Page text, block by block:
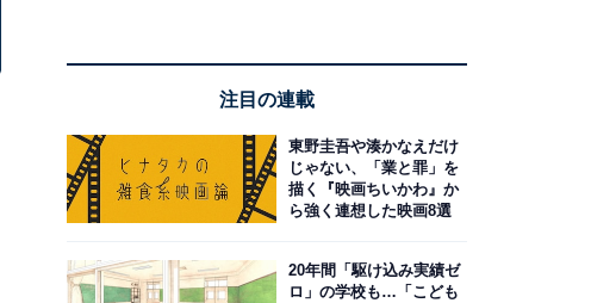
注目の連載
東野圭吾や湊かなえだけ
じゃない、「業と罪」を
描く『映画ちいかわ』か
ら強く連想した映画8選
20年間「駆け込み実績ゼ
ロ」の学校も…「こども